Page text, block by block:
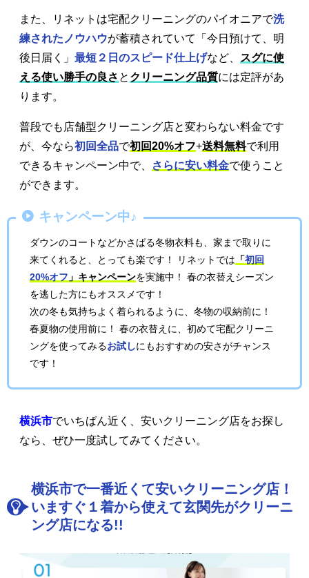
また、リネットは宅配クリーニングのパイオニアで洗
練されたノウハウが蓄積されていて「今日預けて、明
後日届く」 最短２日のスピード仕上げなど、
スグに使
える使い勝手の良さ と クリーニング品質には定評があ
ります。
普段でも店舗型クリーニング店と変わらない料金です
が、今なら初回全品で初回20%オフ+送料無料で利用
できるキャンペーン中で、
さらに安い料金で使うこと
ができます。
キャンペーン中♪
ダウンのコートなどかさばる冬物衣料も、家まで取りに
来てくれると、とっても楽です！ リネットでは 「初回
20%オフ 」キャンペーンを実施中！ 春の衣替えシーズン
を逃した方にもオススメです！
次の冬も気持ちよく着られるように、冬物の収納前に！
春夏物の使用前に！ 春の衣替えに、初めて宅配クリーニ
ングを使ってみるお試しにもおすすめの安さがチャンス
です！
横浜市でいちばん近く、安いクリーニング店をお探し
なら、ぜひ一度試してみてください。
横浜市で一番近くて安いクリーニング店！
いますぐ１着から使えて玄関先がクリーニ
ング店になる!!